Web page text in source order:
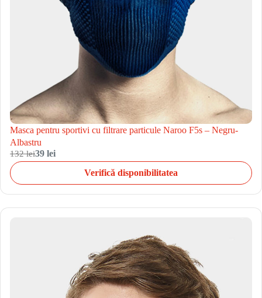
Masca pentru sportivi cu filtrare particule Naroo F5s – Negru-
Albastru
132 lei39 lei
Verifică disponibilitatea